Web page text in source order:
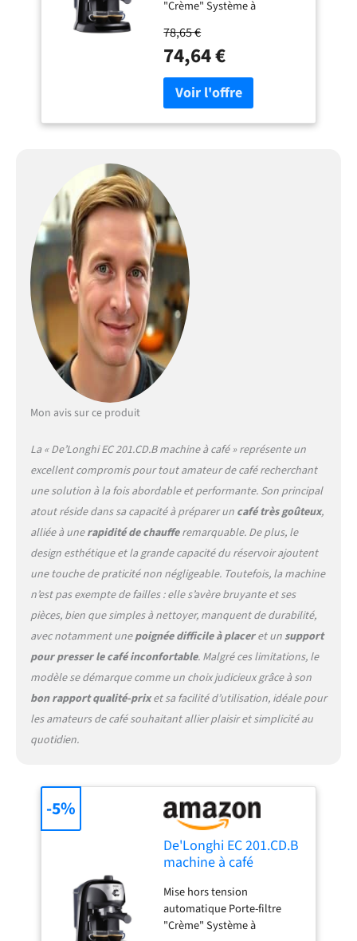
"Crème" Système à
avec une capacité de 1 l Bac
récolte gouttes amovible
pour un nettoyage facile
Poignée de réglage de la
vapeur
78,65 €
74,64 €
Mon avis sur ce produit
La « De’Longhi EC 201.CD.B machine à café » représente un
excellent compromis pour tout amateur de café recherchant
une solution à la fois abordable et performante. Son principal
atout réside dans sa capacité à préparer un café très goûteux,
alliée à unerapidité de chaufferemarquable. De plus, le
design esthétique et la grande capacité du réservoir ajoutent
une touche de praticité non négligeable. Toutefois, la machine
n’est pas exempte de failles : elle s’avère bruyante et ses
pièces, bien que simples à nettoyer, manquent de durabilité,
avec notamment unepoignée difficile à placeret un support
pour presser le café inconfortable. Malgré ces limitations, le
modèle se démarque comme un choix judicieux grâce à son
bon rapport qualité-prixet sa facilité d’utilisation, idéale pour
les amateurs de café souhaitant allier plaisir et simplicité au
quotidien.
De'Longhi EC 201.CD.B
machine à café
Mise hors tension
automatique Porte-filtre
"Crème" Système à
-5%